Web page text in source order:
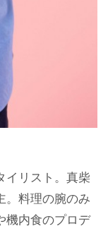
イリスト。真柴
。料理の腕のみ
機内食のプロデ